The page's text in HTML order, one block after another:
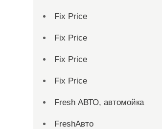
Fix Price
Fix Price
Fix Price
Fix Price
Fresh АВТО, автомойка
FreshАвто